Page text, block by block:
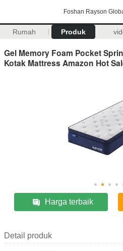
Foshan Rayson
Rumah Produk
Gel Memory Foam Pocket
Kotak Mattress Amazon Hot
Harga terbaik
Detail produk